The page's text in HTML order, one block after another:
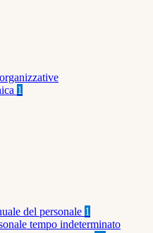
1
del personale 1
tempo indeterminato